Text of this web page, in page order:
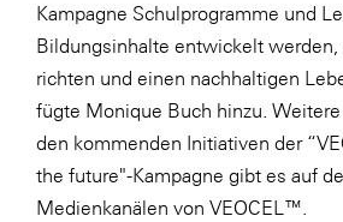
Kampagne Schulprogramme und
Bildungsinhalte entwickelt werden,
richten und einen nachhaltigen
fügte Monique Buch hinzu.
den kommenden Initiativen der
the future"-Kampagne gibt es auf
Medienkanälen von VEOCEL™.